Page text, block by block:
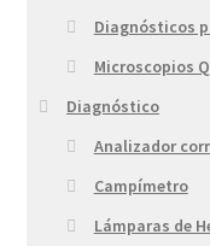
Diagnósticos
Microscopios
Diagnóstico
Analizador
Campímetro
Lámparas de